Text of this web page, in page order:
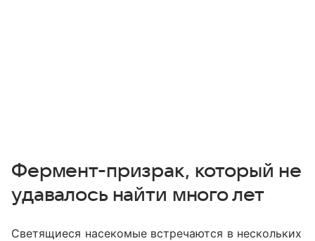
Фермент-призрак, который не
удавалось найти много лет
Светящиеся насекомые встречаются в нескольких